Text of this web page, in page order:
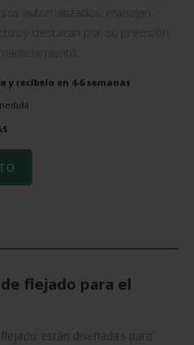
automatizados, manejan
y destacan por su precisión,
y recíbelo en 4-6 semanas
flejado para el
están diseñadas para